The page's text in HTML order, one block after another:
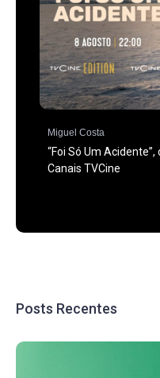
Miguel Costa
“Foi Só Um
Canais TVCine
Posts Recentes